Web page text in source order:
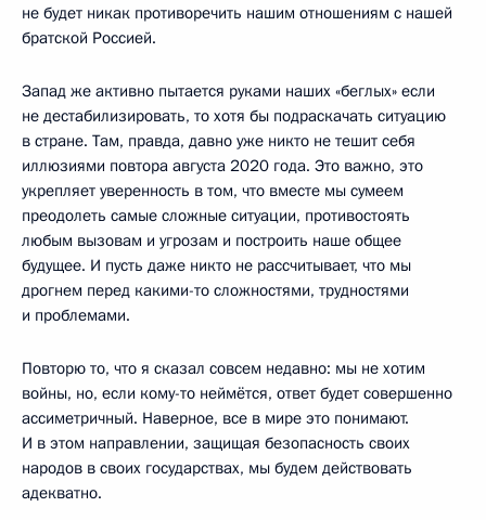
не будет никак противоречить нашим отношениям с нашей
братской Россией.
Запад же активно пытается руками наших «беглых» если
не дестабилизировать, то хотя бы подраскачать ситуацию
в стране. Там, правда, давно уже никто не тешит себя
иллюзиями повтора августа 2020 года. Это важно, это
укрепляет уверенность в том, что вместе мы сумеем
преодолеть самые сложные ситуации, противостоять
любым вызовам и угрозам и построить наше общее
будущее. И пусть даже никто не рассчитывает, что мы
дрогнем перед какими-то сложностями, трудностями
и проблемами.
Повторю то, что я сказал совсем недавно: мы не хотим
войны, но, если кому-то неймётся, ответ будет совершенно
ассиметричный. Наверное, все в мире это понимают.
И в этом направлении, защищая безопасность своих
народов в своих государствах, мы будем действовать
адекватно.